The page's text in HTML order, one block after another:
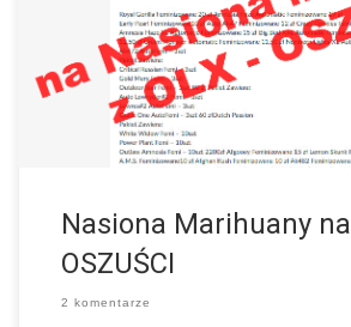
Uwaga na nasiona marihuany z ogłoszeń na
Nasiona Marihuany
OSZUŚCI
2 komentarze